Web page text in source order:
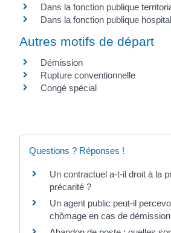
Dans la fonction publique
Dans la fonction publique
Autres motifs de départ
Démission
Rupture conventionnelle
Congé spécial
Questions ? Réponses !
Un contractuel a-t-il droit à la
précarité ?
Un agent public peut-il
chômage en cas de